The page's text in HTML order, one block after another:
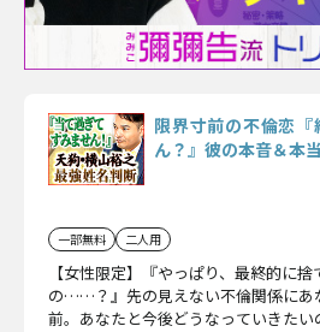
限界寸前の不倫恋
ん？』彼の本音＆本
一部無料 二人用
【女性限定】『やっぱり、最終的に
の……？』先の見えない不倫関係にあ
前。あなたと今後どうなっていきた